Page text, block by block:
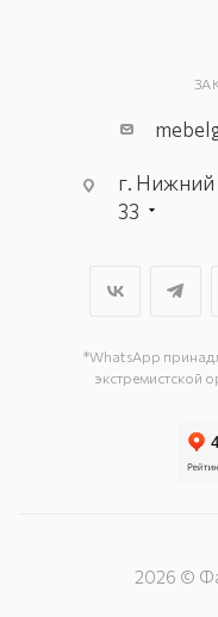
г. Нижний
33
*WhatsApp
экстремистской
2026 ©